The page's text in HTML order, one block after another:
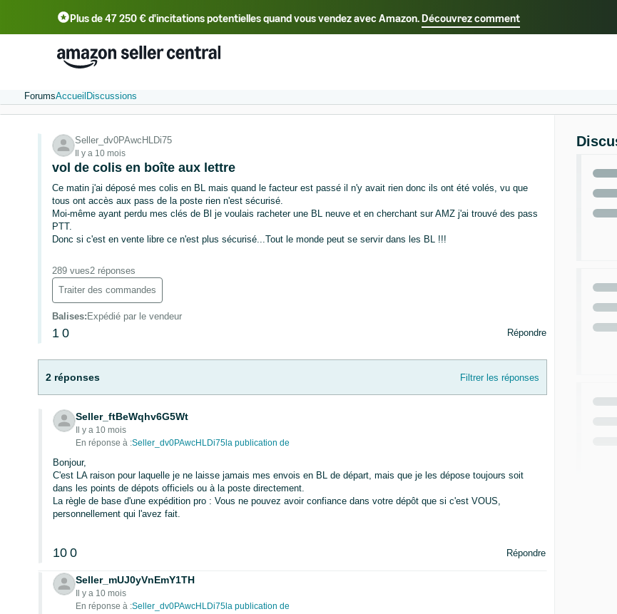
Plus de 47 250 € d'incitations potentielles quand vous vendez avec Amazon.Découvrez comment
Select your preferred language
中文 - CN 中文 - TW Deutsch - DE
ForumsAccueil Discussions
Seller_dv0PAwcHLDi75
Il y a 10 mois
vol de colis en boîte aux lettre
Ce matin j'ai déposé mes colis en BL mais quand le facteur est passé il n'y avait rien donc ils ont été volés, vu que
tous ont accès aux pass de la poste rien n'est sécurisé.
Moi-même ayant perdu mes clés de Bl je voulais racheter une BL neuve et en cherchant sur AMZ j'ai trouvé des pass
PTT.
Donc si c'est en vente libre ce n'est plus sécurisé...Tout le monde peut se servir dans les BL !!!
289 vues2 réponses
Traiter des commandes
Balises: Expédié par le vendeur
1 0 Répondre
2 réponses Filtrer les réponses
Seller_ftBeWqhv6G5Wt
Il y a 10 mois
En réponse à :Seller_dv0PAwcHLDi75la publication de
Bonjour,
C'est LA raison pour laquelle je ne laisse jamais mes envois en BL de départ, mais que je les dépose toujours soit
dans les points de dépots officiels ou à la poste directement.
La règle de base d'une expédition pro : Vous ne pouvez avoir confiance dans votre dépôt que si c'est VOUS,
personnellement qui l'avez fait.
10 0 Répondre
Seller_mUJ0yVnEmY1TH
Il y a 10 mois
En réponse à :Seller_dv0PAwcHLDi75la publication de